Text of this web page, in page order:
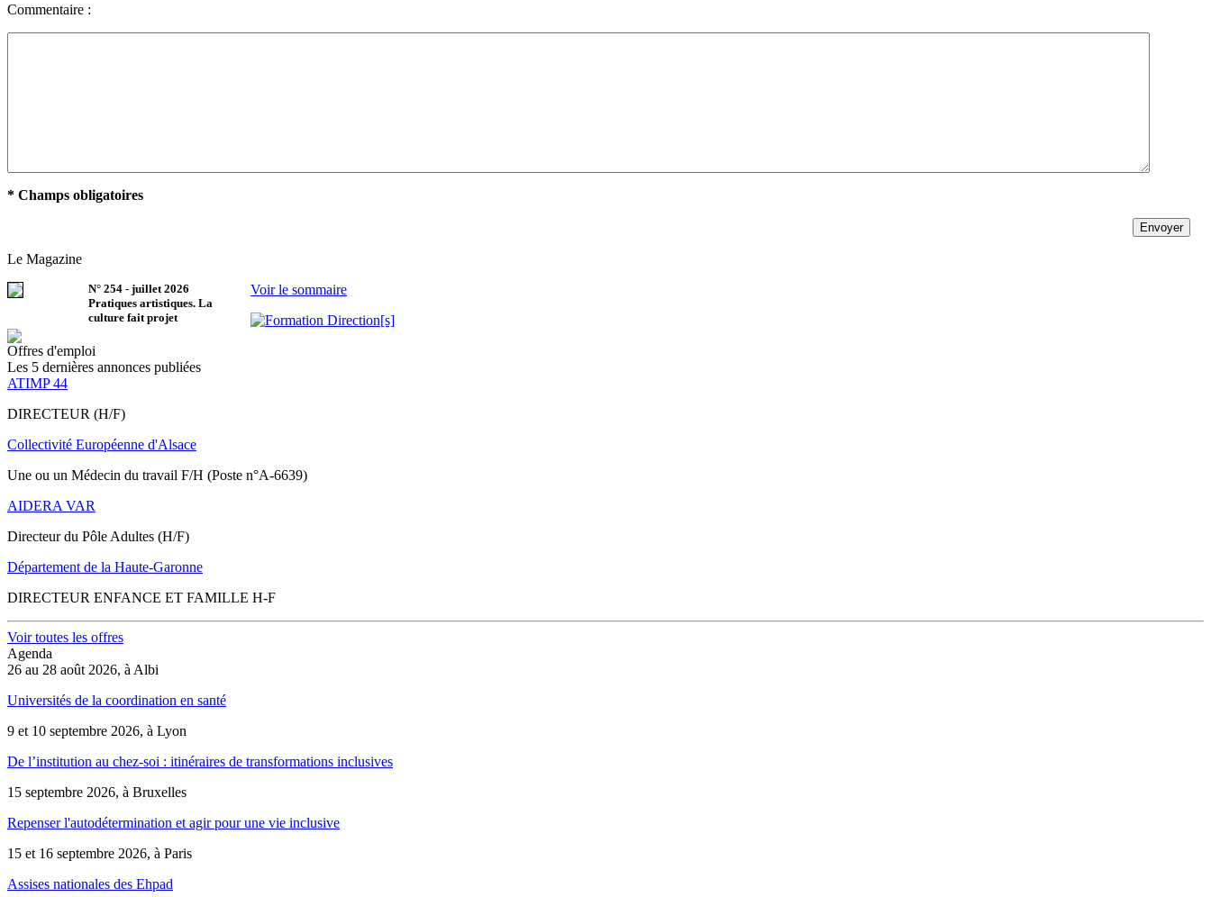
Commentaire :
* Champs obligatoires
Le Magazine
N° 254 - juillet 2026
Pratiques artistiques. La
culture fait projet
Voir le sommaire
Offres d'emploi
Les 5 dernières annonces publiées
ATIMP 44
DIRECTEUR (H/F)
Collectivité Européenne d'Alsace
Une ou un Médecin du travail F/H (Poste n°A-6639)
AIDERA VAR
Directeur du Pôle Adultes (H/F)
Département de la Haute-Garonne
DIRECTEUR ENFANCE ET FAMILLE H-F
Voir toutes les offres
Agenda
26 au 28 août 2026, à Albi
Universités de la coordination en santé
9 et 10 septembre 2026, à Lyon
De l’institution au chez-soi : itinéraires de transformations inclusives
15 septembre 2026, à Bruxelles
Repenser l'autodétermination et agir pour une vie inclusive
15 et 16 septembre 2026, à Paris
Assises nationales des Ehpad